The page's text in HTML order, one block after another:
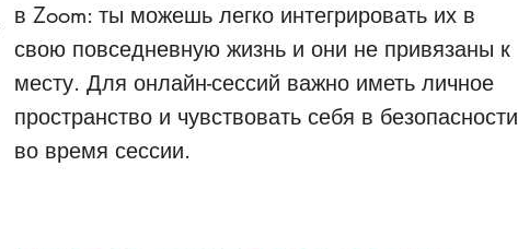
в Zoom: ты можешь легко интегрировать их в
свою повседневную жизнь и они не привязаны к
месту. Для онлайн-сессий важно иметь личное
пространство и чувствовать себя в безопасности
во время сессии.